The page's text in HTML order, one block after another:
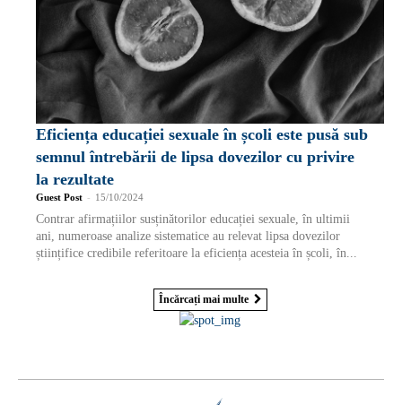
Eficiența educației sexuale în școli este pusă sub
semnul întrebării de lipsa dovezilor cu privire
la rezultate
Guest Post - 15/10/2024
Contrar afirmațiilor susținătorilor educației sexuale, în ultimii
ani, numeroase analize sistematice au relevat lipsa dovezilor
științifice credibile referitoare la eficiența acesteia în școli, în...
Încărcați mai multe